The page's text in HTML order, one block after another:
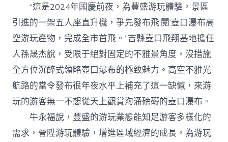
“這是2024年國慶前夜，為豐盛游玩體驗，景區
引進的一架五人座直升機，爭先發布飛‘閱’壺口瀑布高
空游玩產物，完成全市首飛。”吉縣壺口飛翔基地擔任
人孫晟杰說，受限于絕對固定的不雅景角度，沒措施
全方位沉醉式領略壺口瀑布的極致魅力。高空不雅光
航路的當令發布很年夜水平上補充了這一缺憾，來游
玩的游客無一不想從天上觀賞洶涌磅礴的壺口瀑布。
牛永福說，豐盛的游玩業態能知足游客多樣化的
需求，晉陞游玩體驗，增進區域經濟的成長，為游玩